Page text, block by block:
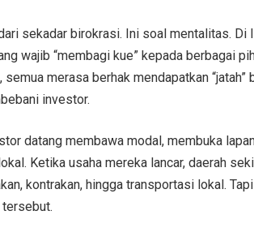
sekadar birokrasi. Ini soal mentalitas. Di
wajib “membagi kue” kepada berbagai
merasa berhak mendapatkan “jatah”
investor.
datang membawa modal, membuka
Ketika usaha mereka lancar, daerah
kontrakan, hingga transportasi lokal.